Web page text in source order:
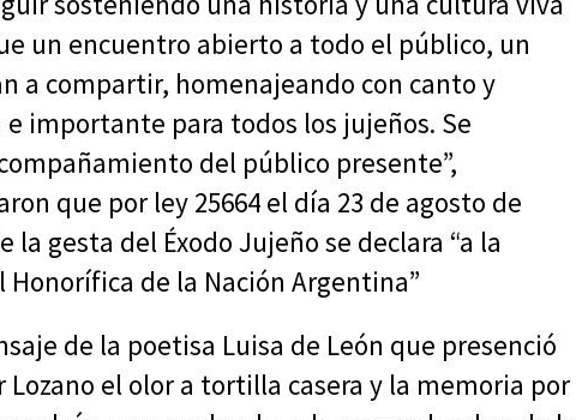
un encuentro abierto a todo el público, un
a compartir, homenajeando con canto y
importante para todos los jujeños. Se
del público presente”,
que por ley 25664 el día 23 de agosto de
gesta del Éxodo Jujeño se declara “a la
de la Nación Argentina”
de la poetisa Luisa de León que presenció
Lozano el olor a tortilla casera y la memoria por